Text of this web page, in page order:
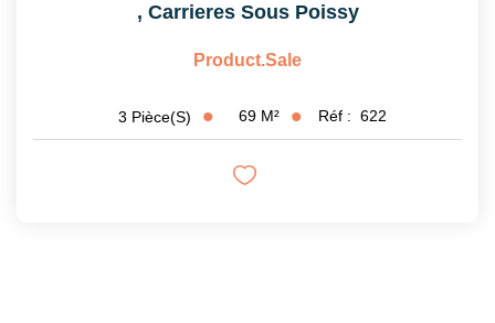
, Carrieres Sous Poissy
Product.sale
3 Pièce(s) 69 M² Réf : 622